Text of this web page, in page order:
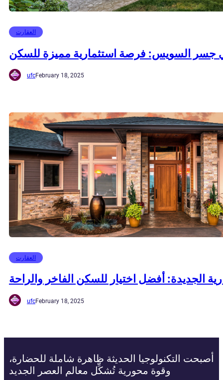
العقارت
السويس: فرصة استثمارية مميزة للسكن
ufcFebruary 18, 2025
العقارت
الجديدة: أفضل اختيار للسكن الفاخر والراحة
ufcFebruary 18, 2025
أصبحت التكنولوجيا الحديثة ظاهرة شاملة للحضارة،
وقوة محورية تُشكِّل معالم العصر الجديد